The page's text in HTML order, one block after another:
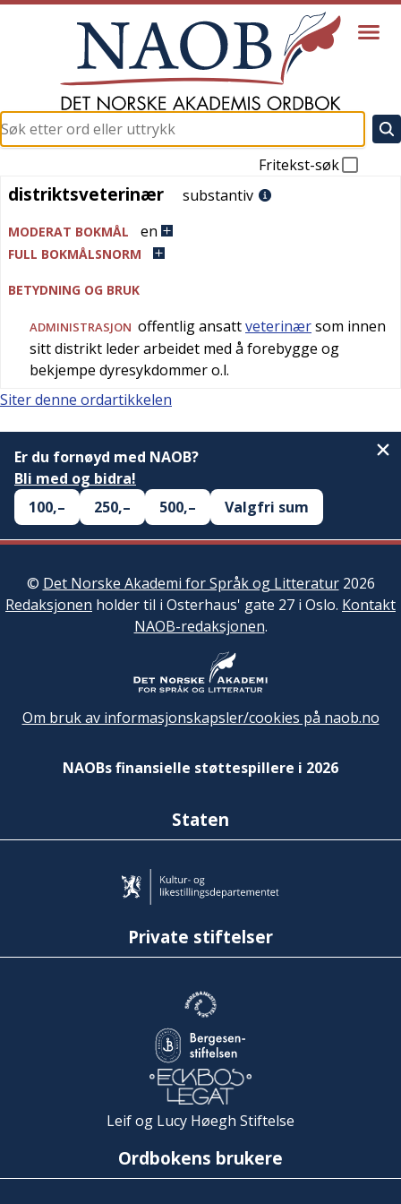
Fritekst-søk
distriktsveterinær
distriktsveterinær substantiv
MODERAT BOKMÅL en
FULL BOKMÅLSNORM
BETYDNING OG BRUK
ADMINISTRASJON offentlig ansattveterinærsom innen
sitt distrikt leder arbeidet med å forebygge og
bekjempe dyresykdommer o.l.
Siter denne ordartikkelen
Er du fornøyd med NAOB?
Bli med og bidra!
100,–
250,– 500,– Valgfri sum
© Det Norske Akademi for Språk og Litteratur2026
Redaksjonen holder til i Osterhaus' gate 27 i Oslo. Kontakt
NAOB-redaksjonen.
Om bruk av informasjonskapsler/cookies på naob.no
NAOBs finansielle støttespillere i 2026
Staten
Private stiftelser
Leif og Lucy Høegh Stiftelse
Ordbokens brukere